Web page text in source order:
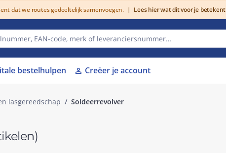
dat we routes gedeeltelijk samenvoegen. | Lees hier wat dit voor je betekent
bestelhulpen person Creëer je account
lasgereedschap Soldeerrevolver